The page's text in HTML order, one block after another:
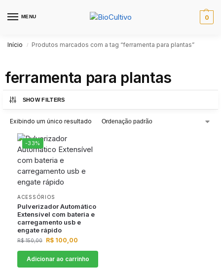
MENU 0
Início / Produtos marcados com a tag “ferramenta para plantas”
ferramenta para plantas
SHOW FILTERS
Exibindo um único resultado
-33%
ACESSÓRIOS
Pulverizador Automático
Extensível com bateria e
carregamento usb e
engate rápido
R$150,00 R$ 100,00
Adicionar ao carrinho